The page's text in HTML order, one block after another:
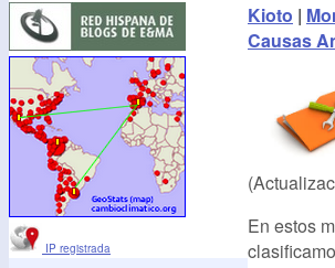
IP registrada
Kioto |
Causas
En estos